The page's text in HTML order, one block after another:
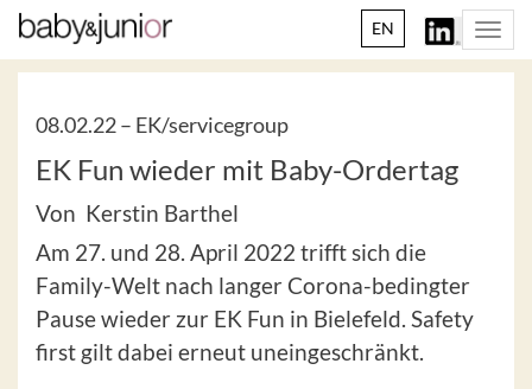
EN
08.02.22 – EK/servicegroup
EK Fun wieder mit Baby-Ordertag
Von Kerstin Barthel
Am 27. und 28. April 2022 trifft sich die
Family-Welt nach langer Corona-bedingter
Pause wieder zur EK Fun in Bielefeld. Safety
first gilt dabei erneut uneingeschränkt.